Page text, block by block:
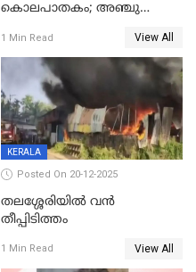
കൊലപാതകം; അഞ്ചു
കഴുത്തുഞെരിച്ച് കൊന്നു
1 Min Read View All
KERALA
Posted On 20-12-2025
തലശ്ശേരിയിൽ വൻ
തീപ്പിടിത്തം
1 Min Read View All